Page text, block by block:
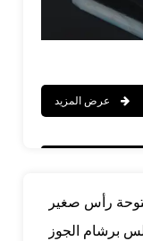
رأس صغير
برشام الجوز